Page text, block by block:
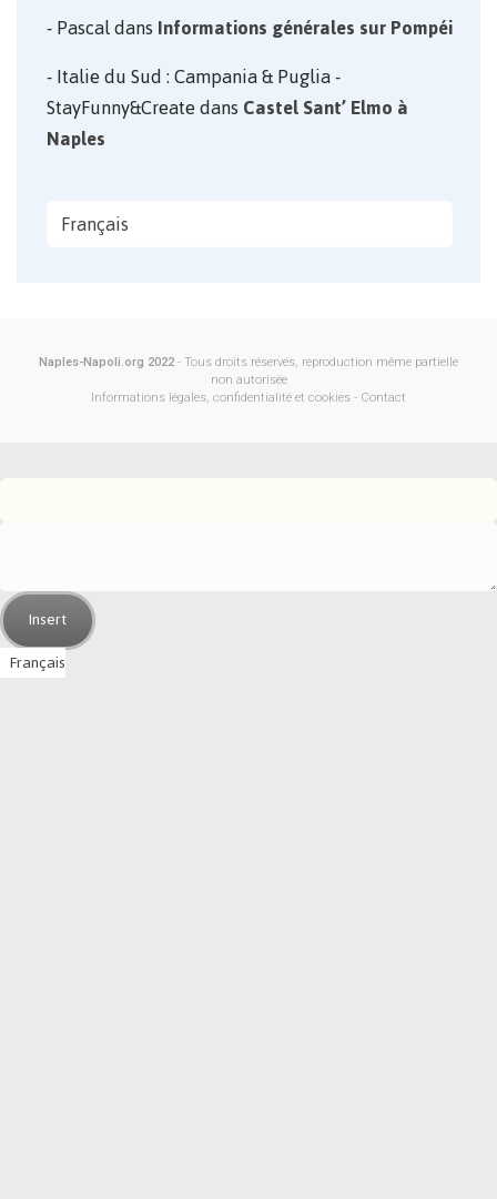
PascaldansInformations générales sur Pompéi
Italie du Sud : Campania & Puglia -
StayFunny&CreatedansCastel Sant’ Elmo à
Naples
Français
Naples-Napoli.org 2022 - Tous droits réservés, reproduction même partielle
non autorisée
Informations légales, confidentialité et cookies - Contact
Insert
Français